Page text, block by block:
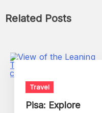
Related Posts
Travel
Pisa: Explore